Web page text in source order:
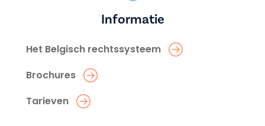
Informatie
Het Belgisch rechtssysteem
Brochures
Tarieven